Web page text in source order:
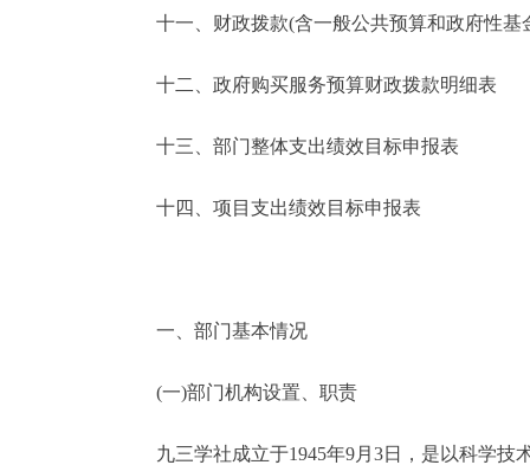
十一、财政拨款(含一般公共预算和政府性基
十二、政府购买服务预算财政拨款明细表
十三、部门整体支出绩效目标申报表
十四、项目支出绩效目标申报表
一、部门基本情况
(一)部门机构设置、职责
九三学社成立于1945年9月3日，是以科学技